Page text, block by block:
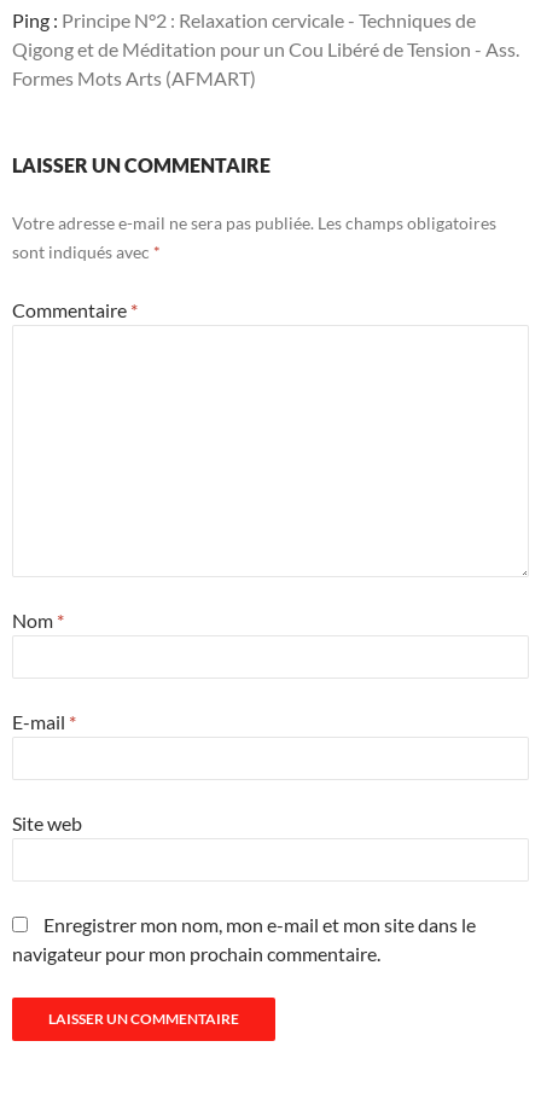
Ping : Principe N°2 : Relaxation cervicale - Techniques de
Qigong et de Méditation pour un Cou Libéré de Tension - Ass.
Formes Mots Arts (AFMART)
LAISSER UN COMMENTAIRE
Votre adresse e-mail ne sera pas publiée. Les champs obligatoires
sont indiqués avec *
Commentaire *
Nom *
E-mail *
Site web
Enregistrer mon nom, mon e-mail et mon site dans le
navigateur pour mon prochain commentaire.